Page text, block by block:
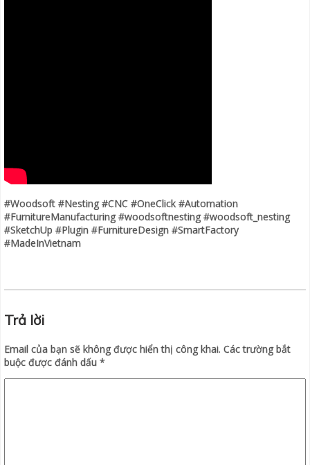
#Woodsoft #Nesting #CNC #OneClick #Automation
#FurnitureManufacturing #woodsoftnesting #woodsoft_nesting
#SketchUp #Plugin #FurnitureDesign #SmartFactory
#MadeInVietnam
Trả lời
Email của bạn sẽ không được hiển thị công khai. Các trường bắt
buộc được đánh dấu *